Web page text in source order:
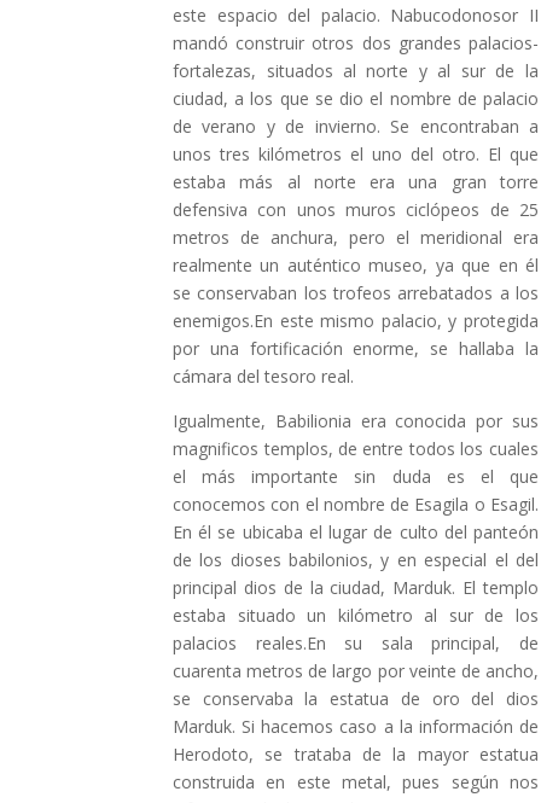
este espacio del palacio. Nabucodonosor II
mandó construir otros dos grandes palacios-
fortalezas, situados al norte y al sur de la
ciudad, a los que se dio el nombre de palacio
de verano y de invierno. Se encontraban a
unos tres kilómetros el uno del otro. El que
estaba más al norte era una gran torre
defensiva con unos muros ciclópeos de 25
metros de anchura, pero el meridional era
realmente un auténtico museo, ya que en él
se conservaban los trofeos arrebatados a los
enemigos.En este mismo palacio, y protegida
por una fortificación enorme, se hallaba la
cámara del tesoro real.
Igualmente, Babilionia era conocida por sus
magnificos templos, de entre todos los cuales
el más importante sin duda es el que
conocemos con el nombre de Esagila o Esagil.
En él se ubicaba el lugar de culto del panteón
de los dioses babilonios, y en especial el del
principal dios de la ciudad, Marduk. El templo
estaba situado un kilómetro al sur de los
palacios reales.En su sala principal, de
cuarenta metros de largo por veinte de ancho,
se conservaba la estatua de oro del dios
Marduk. Si hacemos caso a la información de
Herodoto, se trataba de la mayor estatua
construida en este metal, pues según nos